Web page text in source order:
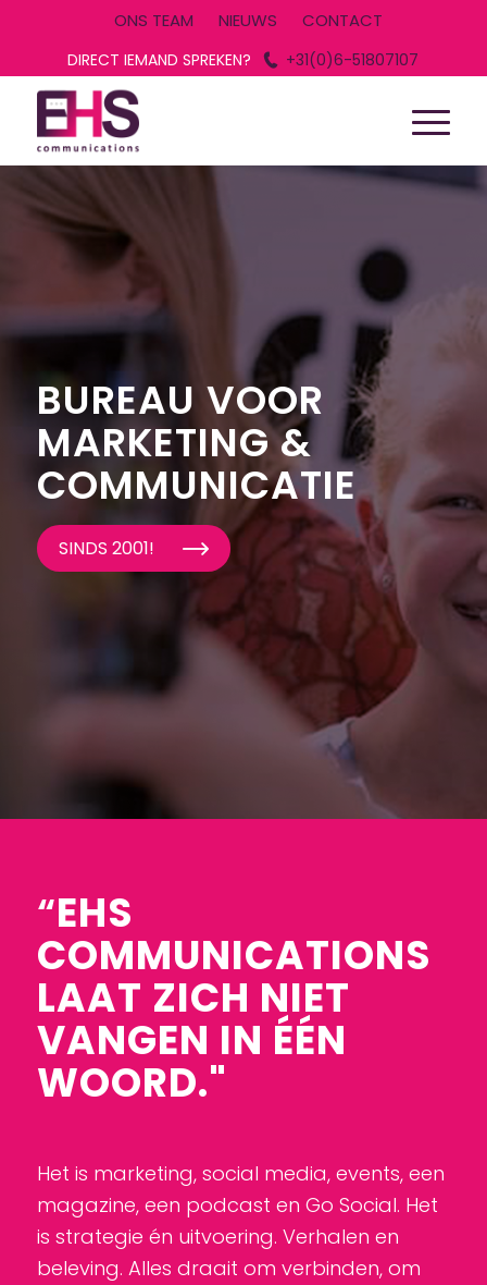
ONS TEAM NIEUWS CONTACT
DIRECT IEMAND SPREKEN? +31(0)6-51807107
BUREAU VOOR
MARKETING &
COMMUNICATIE
SINDS 2001!
“EHS
COMMUNICATIONS
LAAT ZICH NIET
VANGEN IN ÉÉN
WOORD."
Het is marketing, social media, events, een
magazine, een podcast en Go Social. Het
is strategie én uitvoering. Verhalen en
beleving. Alles draait om verbinden, om